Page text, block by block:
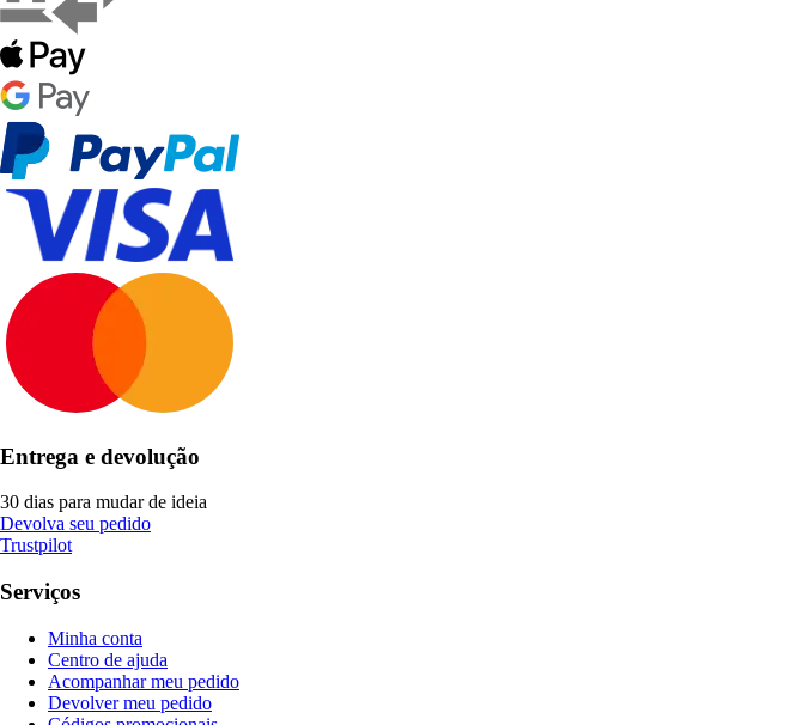
Entrega e devolução
30 dias para mudar de ideia
Devolva seu pedido
Trustpilot
Serviços
Minha conta
Centro de ajuda
Acompanhar meu pedido
Devolver meu pedido